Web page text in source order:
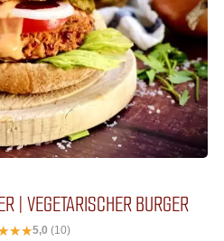
| VEGETARISCHER BURGER
5,0 (10)